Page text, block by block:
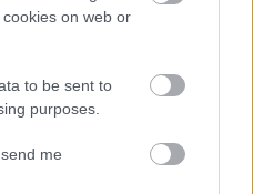
on web or
to be sent to
purposes.
me
kiemelte az idény két
is. Elmondása szerint Bernie
a világbajnoki összetettet
és sebességét, míg Max
kifékezte Hamiltont azon a
egyik csúcspontja volt.”